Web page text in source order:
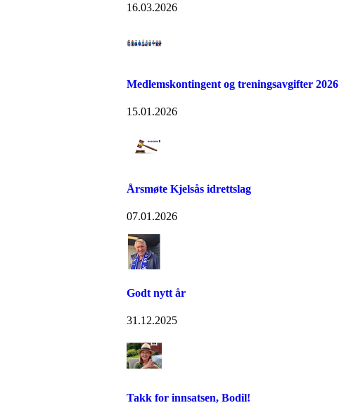
16.03.2026
Medlemskontingent og treningsavgifter 2026
15.01.2026
Årsmøte Kjelsås idrettslag
07.01.2026
Godt nytt år
31.12.2025
Takk for innsatsen, Bodil!